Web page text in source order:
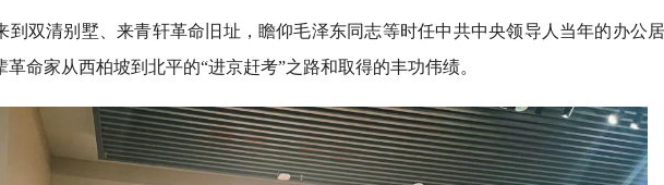
到双清别墅、来青轩革命旧址，瞻仰毛泽东同志等时任中共中央领导人当年的办公
命家从西柏坡到北平的“进京赶考”之路和取得的丰功伟绩。